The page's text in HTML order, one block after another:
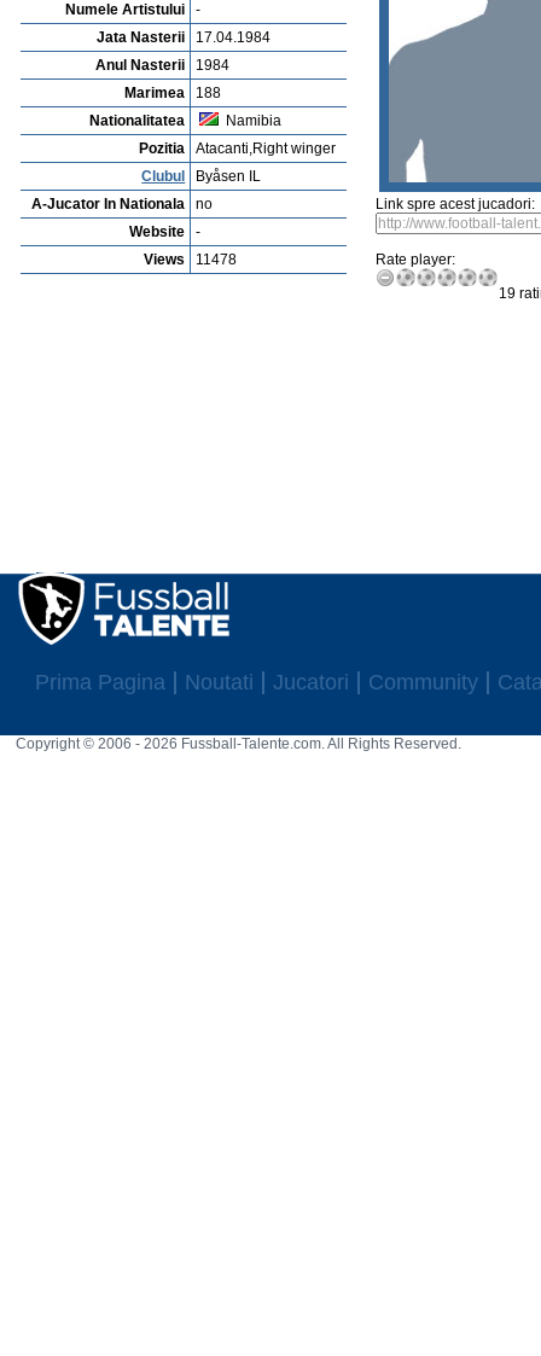
Numele Artistului
-
Jata Nasterii
17.04.1984
Anul Nasterii
1984
Marimea
188
Nationalitatea
Namibia
Pozitia
Atacanti,Right winger
Clubul
Byåsen IL
A-Jucator In Nationala
no
Website
-
Views
11478
Link spre acest jucadori:
Rate player:
19
Prima Pagina Noutati Jucatori Community
Copyright © 2006 - 2026 Fussball-Talente.com. All Rights Reserved.